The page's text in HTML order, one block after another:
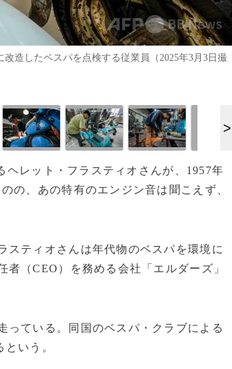
造したベスパを点検する従業員（2025年3月3日撮
ヘレット・フラスティオさんが、1957年
の、あの特有のエンジン音は聞こえず、
スティオさんは年代物のベスパを環境に
（CEO）を務める会社「エルダーズ」
っている。同国のベスパ・クラブによる
いう。